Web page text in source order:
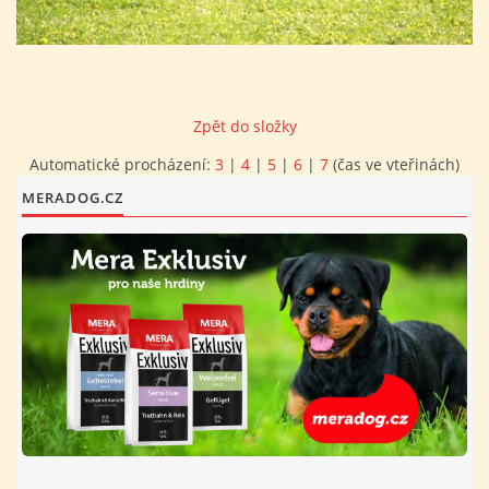
FOTOALBUM
O NÁS - HISTORIE A SOUČASNOST
AVZO TSČ ČR CHRUDIM P.S.
VÝBOR KK
Zpět do složky
Automatické procházení: 3 | 4 | 5 | 6 | 7 (čas ve vteřinách)
MERADOG.CZ